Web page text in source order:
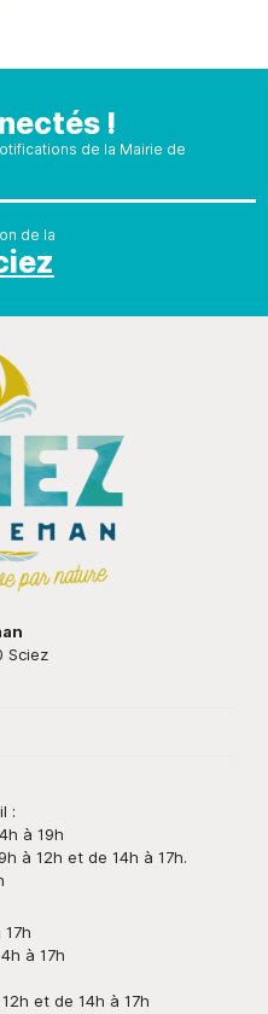
!
de la Mairie de
de la
Sciez
:
à 19h
à 12h et de 14h à 17h.
à 17h
et de 14h à 17h